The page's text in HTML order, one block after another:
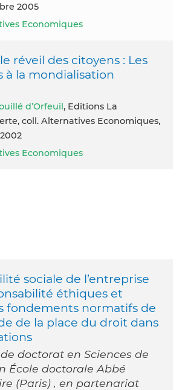
2005
Economiques
réveil des citoyens : Les
à la mondialisation
d’Orfeuil, Editions La
coll. Alternatives Economiques,
Economiques
sociale de l’entreprise
éthiques et
fondements normatifs de
de la place du droit dans
doctorat en Sciences de
École doctorale Abbé
(Paris) , en partenariat